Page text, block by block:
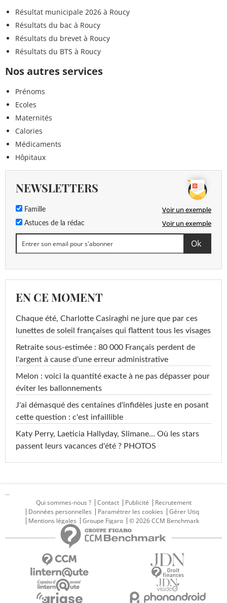
Résultat municipale 2026 à Roucy
Résultats du bac à Roucy
Résultats du brevet à Roucy
Résultats du BTS à Roucy
Nos autres services
Prénoms
Ecoles
Maternités
Calories
Médicaments
Hôpitaux
NEWSLETTERS
Famille Voir un exemple
Astuces de la rédac Voir un exemple
EN CE MOMENT
Chaque été, Charlotte Casiraghi ne jure que par ces
lunettes de soleil françaises qui flattent tous les visages
Retraite sous-estimée : 80 000 Français perdent de
l'argent à cause d'une erreur administrative
Melon : voici la quantité exacte à ne pas dépasser pour
éviter les ballonnements
J'ai démasqué des centaines d'infidèles juste en posant
cette question : c'est infaillible
Katy Perry, Laeticia Hallyday, Slimane... Où les stars
passent leurs vacances d'été ? PHOTOS
...
Qui sommes-nous ?
Contact Publicité
Recrutement
Données personnelles
Paramétrer les cookies
Gérer Utiq
Mentions légales
Groupe Figaro © 2026 CCM Benchmark